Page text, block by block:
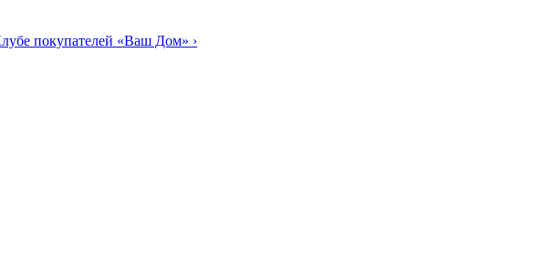
покупателей «Ваш Дом» ›